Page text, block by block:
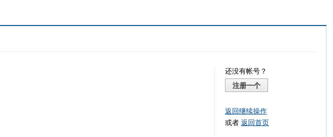
还没有帐号？
注册一个
返回继续操作
或者 返回首页